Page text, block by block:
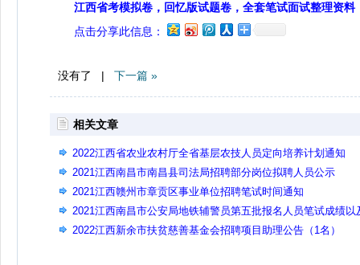
江西省考模拟卷，回忆版试题卷，全套笔试面试整理资料
点击分享此信息：
没有了 | 下一篇 »
相关文章
2022江西省农业农村厅全省基层农技人员定向培养计划通知
2021江西南昌市南昌县司法局招聘部分岗位拟聘人员公示
2021江西赣州市章贡区事业单位招聘笔试时间通知
2021江西南昌市公安局地铁辅警员第五批报名人员笔试成绩以
面试通知
2022江西新余市扶贫慈善基金会招聘项目助理公告（1名）